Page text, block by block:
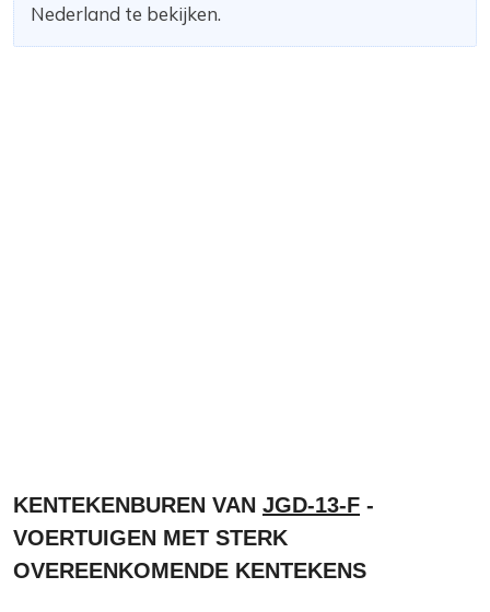
Nederland te bekijken.
KENTEKENBUREN VAN JGD-13-F -
VOERTUIGEN MET STERK
OVEREENKOMENDE KENTEKENS